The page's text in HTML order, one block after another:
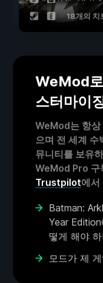
18개의 치
WeMod로
스터마이
WeMod는 항상
으며 전 세계 수
뮤니티를 보유
WeMod Pro 구
Trustpilot에서
Batman:
Year
떻게 해야
모드가 제